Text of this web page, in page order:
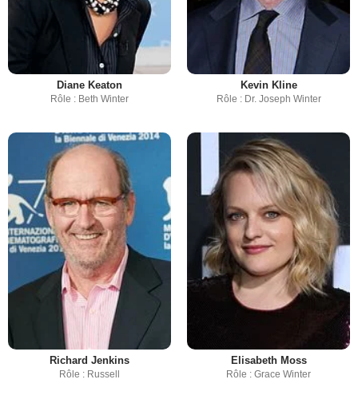
Diane Keaton
Rôle : Beth Winter
Kevin Kline
Rôle : Dr. Joseph Winter
Richard Jenkins
Rôle : Russell
Elisabeth Moss
Rôle : Grace Winter